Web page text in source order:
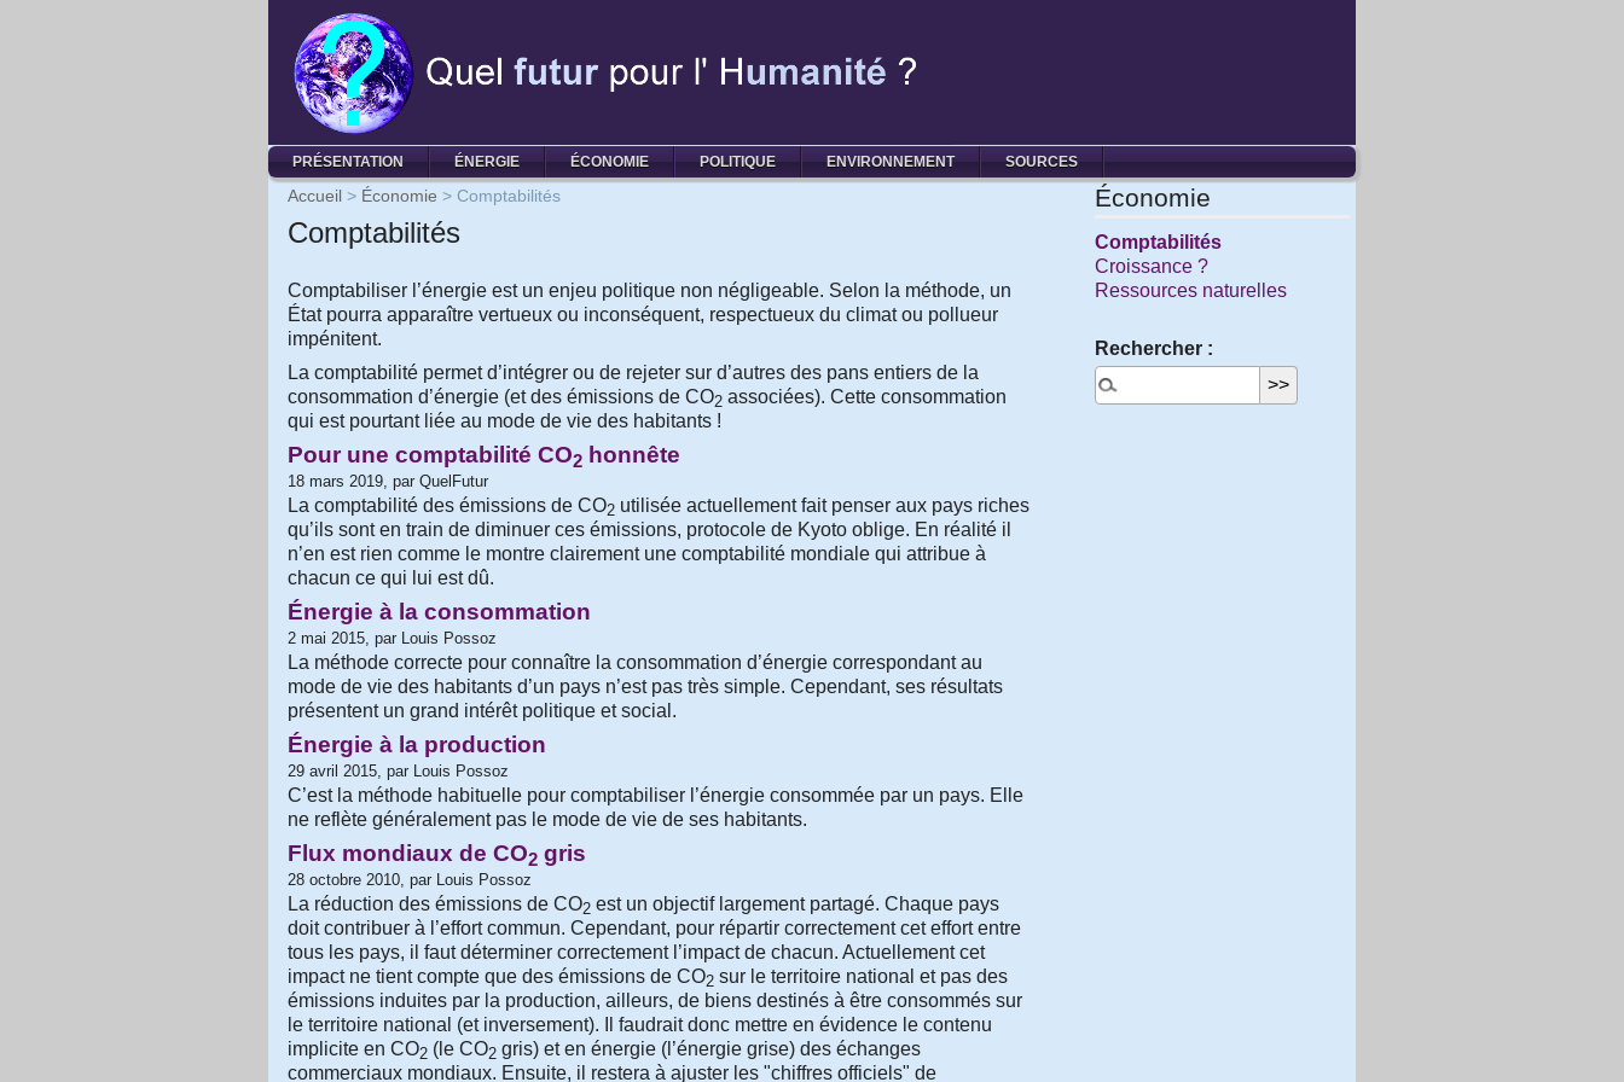
PRÉSENTATION ÉNERGIE ÉCONOMIE POLITIQUE ENVIRONNEMENT SOURCES
Accueil > Économie > Comptabilités
Comptabilités
Comptabiliser l’énergie est un enjeu politique non négligeable. Selon la méthode, un
État pourra apparaître vertueux ou inconséquent, respectueux du climat ou pollueur
impénitent.
La comptabilité permet d’intégrer ou de rejeter sur d’autres des pans entiers de la
consommation d’énergie (et des émissions de CO2 associées). Cette consommation
qui est pourtant liée au mode de vie des habitants !
Pour une comptabilité CO2 honnête
18 mars 2019, par QuelFutur
La comptabilité des émissions de CO2 utilisée actuellement fait penser aux pays riches
qu’ils sont en train de diminuer ces émissions, protocole de Kyoto oblige. En réalité il
n’en est rien comme le montre clairement une comptabilité mondiale qui attribue à
chacun ce qui lui est dû.
Énergie à la consommation
2 mai 2015, par Louis Possoz
La méthode correcte pour connaître la consommation d’énergie correspondant au
mode de vie des habitants d’un pays n’est pas très simple. Cependant, ses résultats
présentent un grand intérêt politique et social.
Énergie à la production
29 avril 2015, par Louis Possoz
C’est la méthode habituelle pour comptabiliser l’énergie consommée par un pays. Elle
ne reflète généralement pas le mode de vie de ses habitants.
Flux mondiaux de CO2 gris
28 octobre 2010, par Louis Possoz
La réduction des émissions de CO2 est un objectif largement partagé. Chaque pays
doit contribuer à l’effort commun. Cependant, pour répartir correctement cet effort entre
tous les pays, il faut déterminer correctement l’impact de chacun. Actuellement cet
impact ne tient compte que des émissions de CO2 sur le territoire national et pas des
émissions induites par la production, ailleurs, de biens destinés à être consommés sur
le territoire national (et inversement). Il faudrait donc mettre en évidence le contenu
implicite en CO2 (le CO2 gris) et en énergie (l’énergie grise) des échanges
commerciaux mondiaux. Ensuite, il restera à ajuster les "chiffres officiels" de
Économie
Comptabilités
Croissance ?
Ressources naturelles
Rechercher :